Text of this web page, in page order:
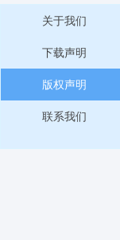
关于我们
下载声明
版权声明
联系我们